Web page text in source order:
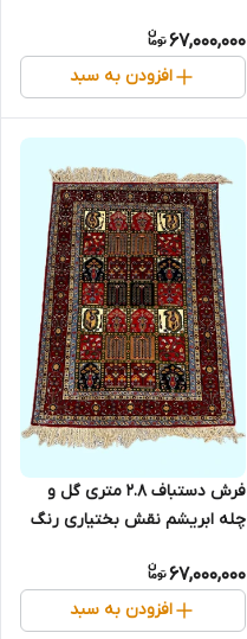
67,000,000
افزودن به سبد
فرش دستباف 2.8 متری گل و
چله ابریشم نقش بختیاری رنگ
67,000,000
افزودن به سبد